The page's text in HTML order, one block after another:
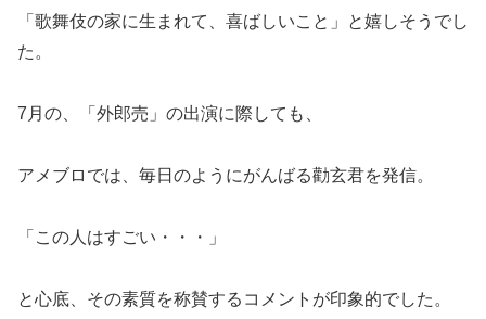
「歌舞伎の家に生まれて、喜ばしいこと」と嬉しそうでし
た。
7月の、「外郎売」の出演に際しても、
アメブロでは、毎日のようにがんばる勸玄君を発信。
「この人はすごい・・・」
と心底、その素質を称賛するコメントが印象的でした。